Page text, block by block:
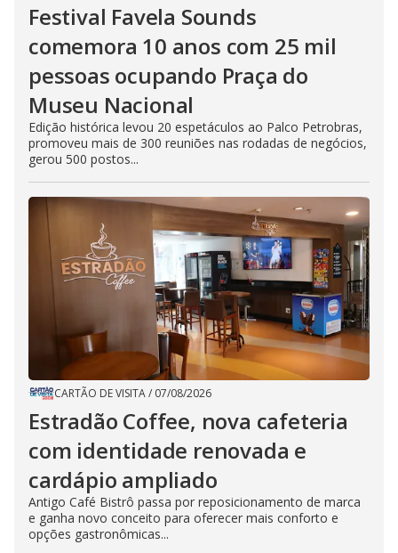
Festival Favela Sounds
comemora 10 anos com 25 mil
pessoas ocupando Praça do
Museu Nacional
Edição histórica levou 20 espetáculos ao Palco Petrobras,
promoveu mais de 300 reuniões nas rodadas de negócios,
gerou 500 postos...
CARTÃO DE VISITA/ 07/08/2026
Estradão Coffee, nova cafeteria
com identidade renovada e
cardápio ampliado
Antigo Café Bistrô passa por reposicionamento de marca
e ganha novo conceito para oferecer mais conforto e
opções gastronômicas...